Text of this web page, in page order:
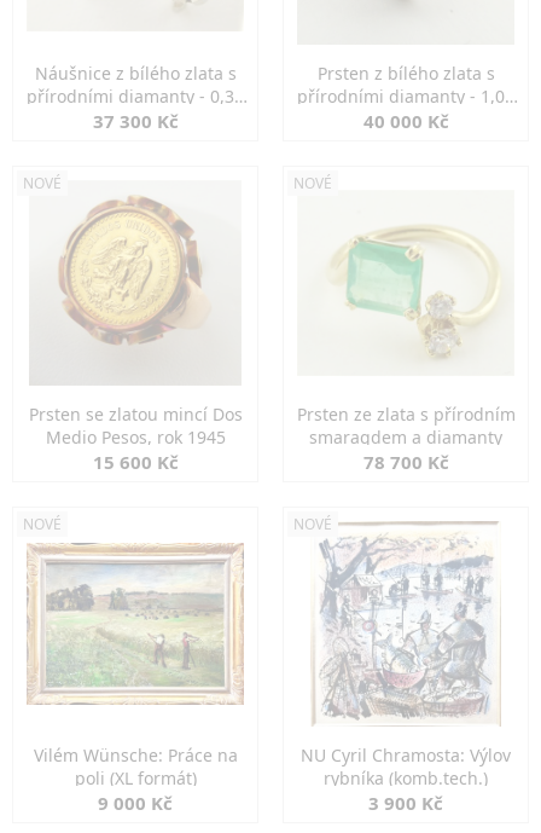
Náušnice z bílého zlata s
přírodními diamanty - 0,30
ct
37 300 Kč
Prsten z bílého zlata s
přírodními diamanty - 1,00
ct
40 000 Kč
NOVÉ
Prsten se zlatou mincí Dos
Medio Pesos, rok 1945
15 600 Kč
NOVÉ
Prsten ze zlata s přírodním
smaragdem a diamanty
78 700 Kč
NOVÉ
Vilém Wünsche: Práce na
poli (XL formát)
9 000 Kč
NOVÉ
NU Cyril Chramosta: Výlov
rybníka (komb.tech.)
3 900 Kč